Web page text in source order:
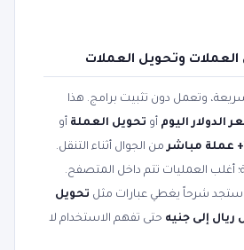
وتحويل العملات
وتعمل دون تثبيت برامج. هذا
الدولار اليوم أو تحويل العملة أو
من الجوال أثناء التنقل.
أغلب العمليات تتم داخل المتصفح.
ستجد شرحاً يغطي عبارات مثل تحويل
ريال إلى جنيه حتى تفهم الاستخدام لا